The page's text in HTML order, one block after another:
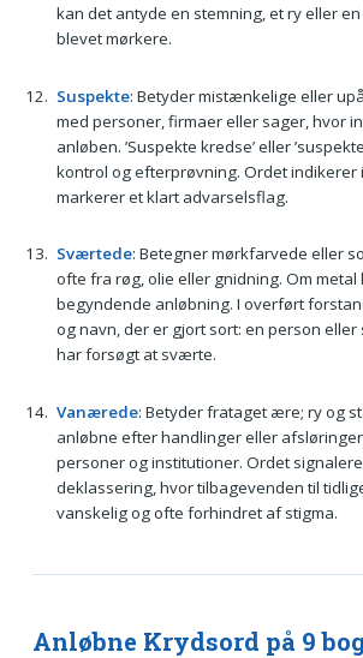
kan det antyde en stemning, et ry eller
blevet mørkere.
Suspekte: Betyder mistænkelige eller
med personer, firmaer eller sager, hvor
anløben. ’Suspekte kredse’ eller
kontrol og efterprøvning. Ordet indikerer
markerer et klart advarselsflag.
Sværtede: Betegner mørkfarvede eller
ofte fra røg, olie eller gnidning. Om metal
begyndende anløbning. I overført
og navn, der er gjort sort: en person eller
har forsøgt at sværte.
Vanærede: Betyder frataget ære; ry og
anløbne efter handlinger eller
personer og institutioner. Ordet
deklassering, hvor tilbagevenden til
vanskelig og ofte forhindret af stigma.
Anløbne Krydsord på 9